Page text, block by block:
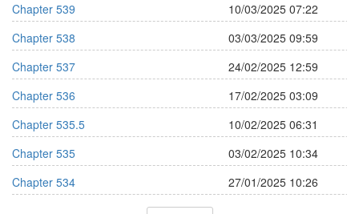
Chapter 539
10/03/2025 07:22
Chapter 538
03/03/2025 09:59
Chapter 537
24/02/2025 12:59
Chapter 536
17/02/2025 03:09
Chapter 535.5
10/02/2025 06:31
Chapter 535
03/02/2025 10:34
Chapter 534
27/01/2025 10:26